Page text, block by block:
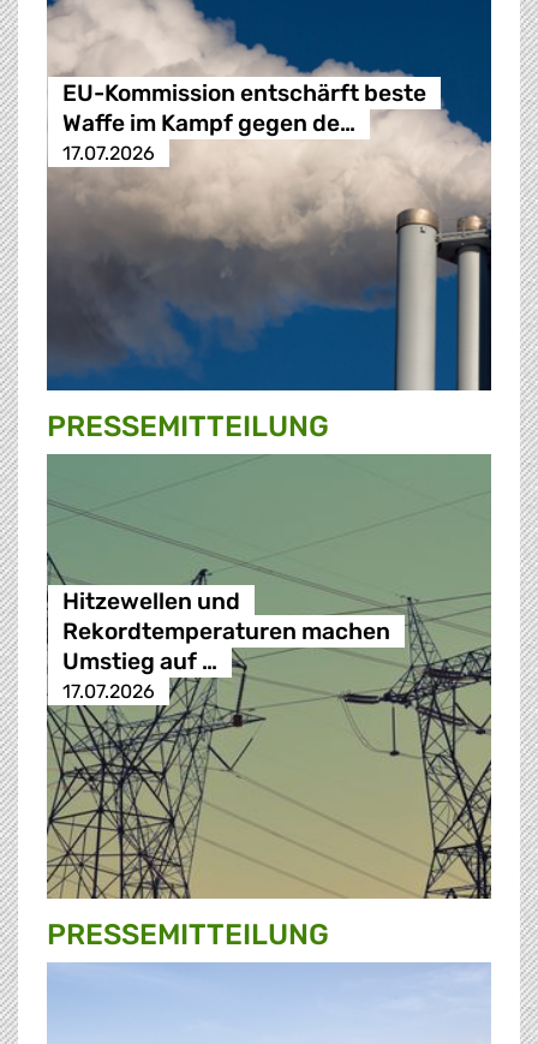
EU-Kommission entschärft beste
Waffe im Kampf gegen de…
17.07.2026
PRESSE­MITTEILUNG
Hitzewellen und
Rekordtemperaturen machen
Umstieg auf …
17.07.2026
PRESSE­MITTEILUNG